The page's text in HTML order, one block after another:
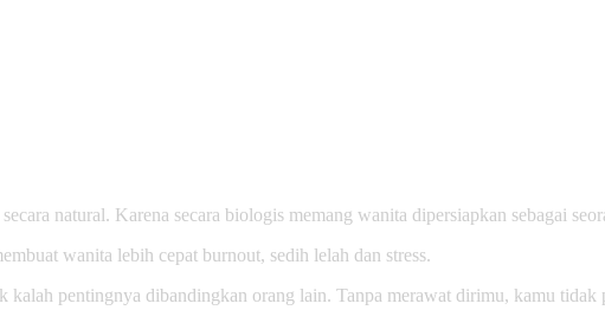
natural. Karena secara biologis memang wanita dipersiapkan sebagai
wanita lebih cepat burnout, sedih lelah dan stress.
pentingnya dibandingkan orang lain. Tanpa merawat dirimu, kamu